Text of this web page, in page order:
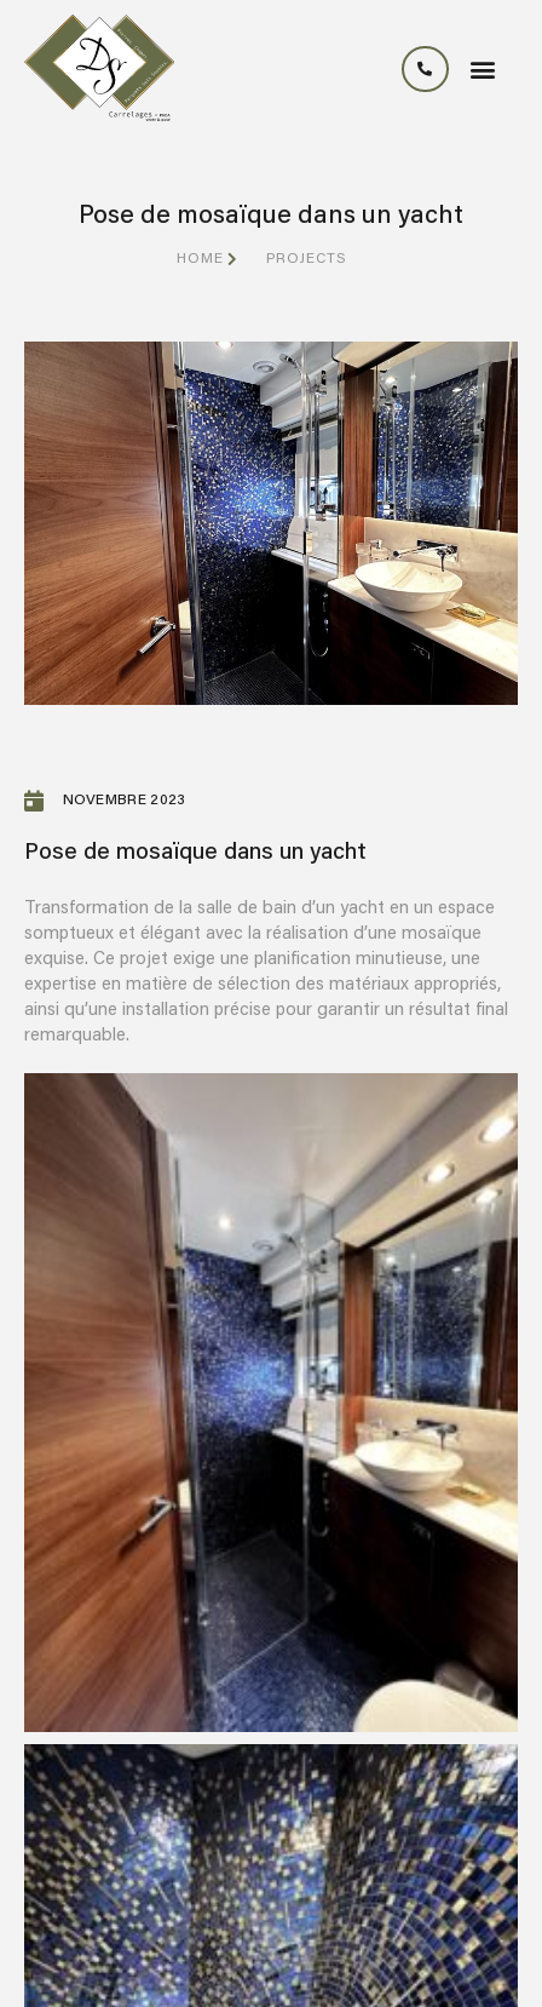
Pose de mosaïque dans un yacht
HOME PROJECTS
NOVEMBRE 2023
Pose de mosaïque dans un yacht
Transformation de la salle de bain d’un yacht en un espace
somptueux et élégant avec la réalisation d’une mosaïque
exquise. Ce projet exige une planification minutieuse, une
expertise en matière de sélection des matériaux appropriés,
ainsi qu’une installation précise pour garantir un résultat final
remarquable.